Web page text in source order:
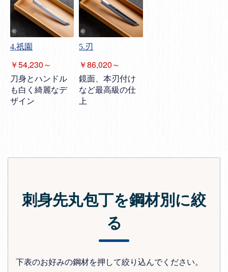
4.祇園
￥54,230～
刀身とハンドル
も白く綺麗なデ
ザイン
5.刃
￥86,020～
鏡面、本刃付け
など最高級の仕
上
刺身先丸包丁を鋼材別に絞
る
下表のお好みの鋼材を押して絞り込んでください。